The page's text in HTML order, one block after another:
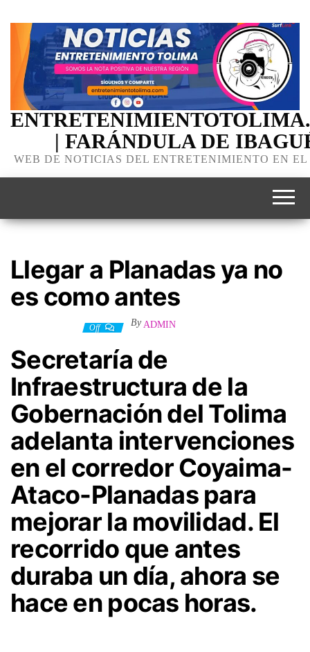
| FARÁNDULA DE
WEB DE NOTICIAS DEL ENTRETENIMIENTO EN
Llegar a Planadas ya no
es como antes
Off By ADMIN
Secretaría de
Infraestructura de la
Gobernación del Tolima
adelanta intervenciones
en el corredor Coyaima-
Ataco-Planadas para
mejorar la movilidad. El
recorrido que antes
duraba un día, ahora se
hace en pocas horas.